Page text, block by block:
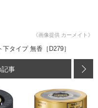
《画像提供 カーメイト》
タイプ 無香［D279］
記事